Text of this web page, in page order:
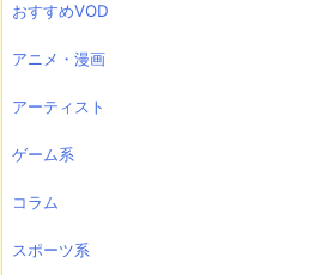
おすすめVOD
アニメ・漫画
アーティスト
ゲーム系
コラム
スポーツ系